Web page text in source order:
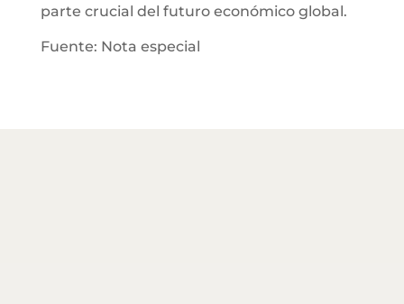
parte crucial del futuro económico global.
Fuente: Nota especial